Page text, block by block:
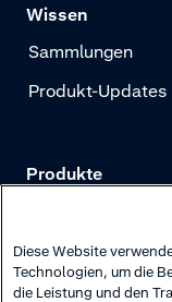
Wissen
Sammlungen
Produkt-Updates
Produkte
Zahlungen
Diese Website
Technologien, um die
die Leistung und den